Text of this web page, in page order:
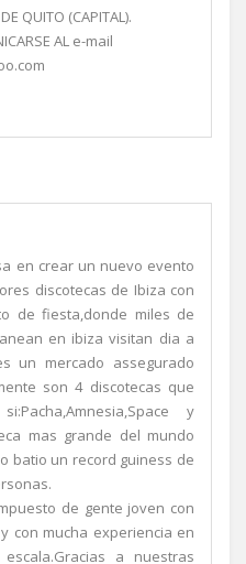
QUITO (CAPITAL).
AL e-mail
en crear un nuevo evento
discotecas de Ibiza con
de fiesta,donde miles de
en ibiza visitan dia a
un mercado assegurado
son 4 discotecas que
y
mas grande del mundo
batio un record guiness de
de gente joven con
con mucha experiencia en
a nuestras